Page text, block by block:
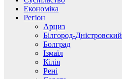
Економіка
Регіон
Арциз
Білгород-Дністровский
Болград
Ізмаїл
Кілія
Рені